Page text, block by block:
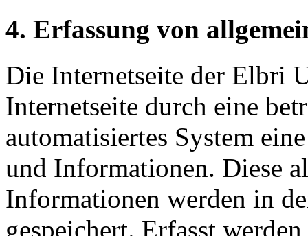
4. Erfassung von
Die Internetseite der Elbri
Internetseite durch eine
automatisiertes System
und Informationen. Diese
Informationen werden in
gespeichert. Erfasst